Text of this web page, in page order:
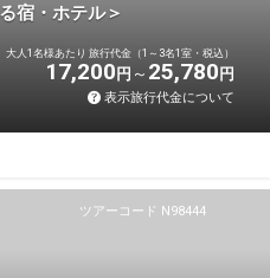
・ホテル＞
大人1名様あたり 旅行代金（1～3名1室・税込）
17,200 円 25,780 円
表示旅行代金について
ツアーコード N98444